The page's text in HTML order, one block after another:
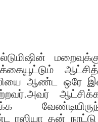
ஆண்ட ஒரே
ரஸியா தன்